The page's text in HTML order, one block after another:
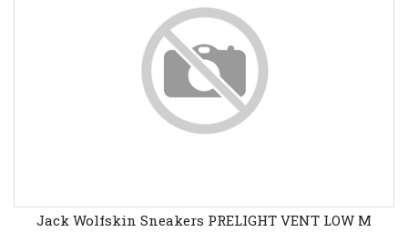
Jack Wolfskin Sneakers PRELIGHT VENT LOW M